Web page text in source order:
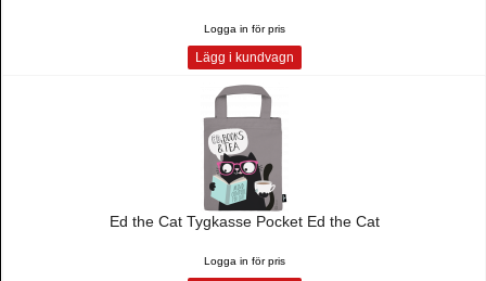
Logga in för pris
Lägg i kundvagn
Ed the Cat Tygkasse Pocket Ed the Cat
Logga in för pris